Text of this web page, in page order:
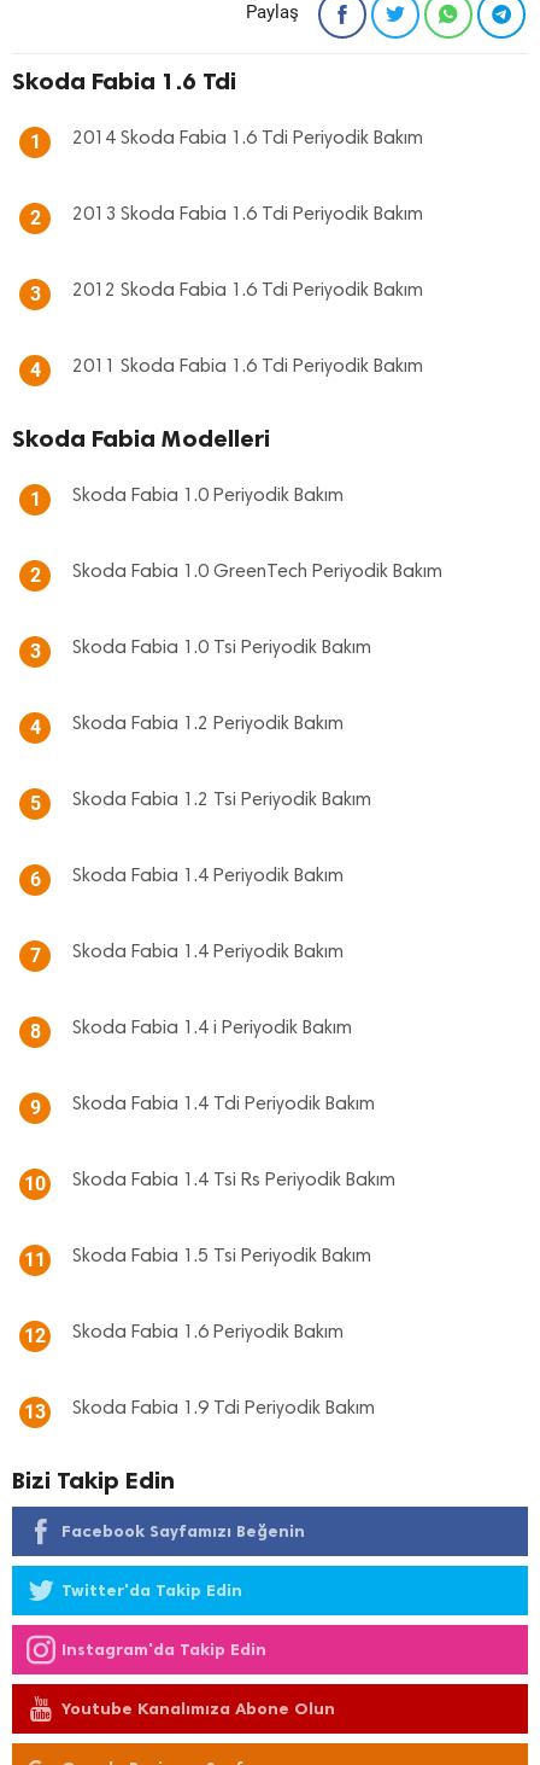
Paylaş
Skoda Fabia 1.6 Tdi
1 2014 Skoda Fabia 1.6 Tdi Periyodik Bakım
2 2013 Skoda Fabia 1.6 Tdi Periyodik Bakım
3 2012 Skoda Fabia 1.6 Tdi Periyodik Bakım
4 2011 Skoda Fabia 1.6 Tdi Periyodik Bakım
Skoda Fabia Modelleri
1 Skoda Fabia 1.0 Periyodik Bakım
2 Skoda Fabia 1.0 GreenTech Periyodik Bakım
3 Skoda Fabia 1.0 Tsi Periyodik Bakım
4 Skoda Fabia 1.2 Periyodik Bakım
5 Skoda Fabia 1.2 Tsi Periyodik Bakım
6 Skoda Fabia 1.4 Periyodik Bakım
7 Skoda Fabia 1.4 Periyodik Bakım
8 Skoda Fabia 1.4 i Periyodik Bakım
9 Skoda Fabia 1.4 Tdi Periyodik Bakım
10 Skoda Fabia 1.4 Tsi Rs Periyodik Bakım
11 Skoda Fabia 1.5 Tsi Periyodik Bakım
12 Skoda Fabia 1.6 Periyodik Bakım
13 Skoda Fabia 1.9 Tdi Periyodik Bakım
Bizi Takip Edin
Facebook Sayfamızı Beğenin
Twitter'da Takip Edin
Instagram'da Takip Edin
Youtube Kanalımıza Abone Olun